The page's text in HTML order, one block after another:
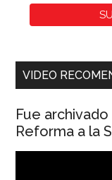
VIDEO
Fue
Reforma a la